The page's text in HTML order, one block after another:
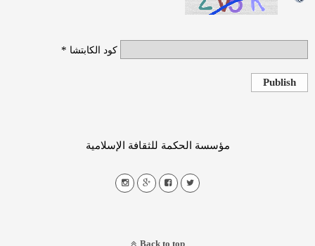
كود الكابتشا *
Publish
مؤسسة الحكمة للثقافة الإسلامية
Back to top